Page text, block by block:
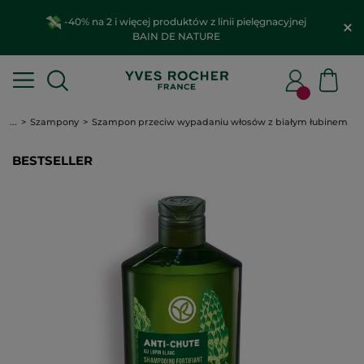
-40% na 2 i więcej produktów z linii pielęgnacyjnej
BAIN DE NATURE
... Szampony Szampon przeciw wypadaniu włosów z białym łubinem
BESTSELLER